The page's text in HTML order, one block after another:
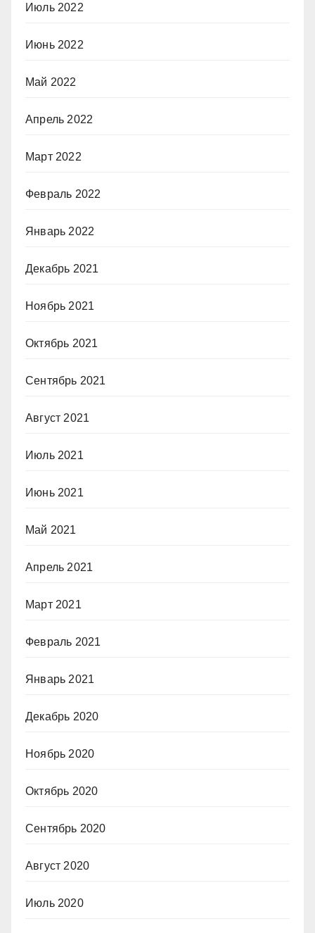
Июль 2022
Июнь 2022
Май 2022
Апрель 2022
Март 2022
Февраль 2022
Январь 2022
Декабрь 2021
Ноябрь 2021
Октябрь 2021
Сентябрь 2021
Август 2021
Июль 2021
Июнь 2021
Май 2021
Апрель 2021
Март 2021
Февраль 2021
Январь 2021
Декабрь 2020
Ноябрь 2020
Октябрь 2020
Сентябрь 2020
Август 2020
Июль 2020